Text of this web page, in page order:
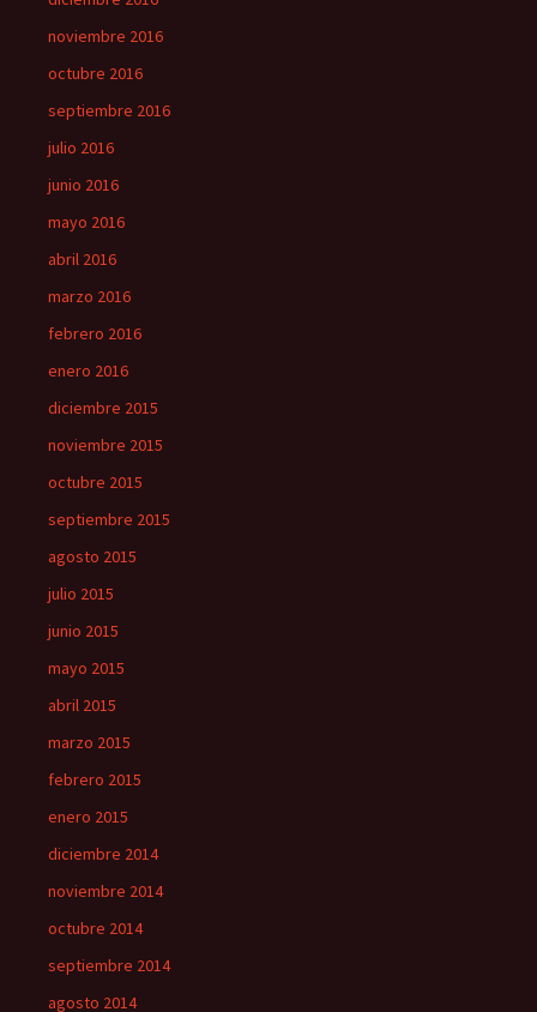
noviembre 2016
octubre 2016
septiembre 2016
julio 2016
junio 2016
mayo 2016
abril 2016
marzo 2016
febrero 2016
enero 2016
diciembre 2015
noviembre 2015
octubre 2015
septiembre 2015
agosto 2015
julio 2015
junio 2015
mayo 2015
abril 2015
marzo 2015
febrero 2015
enero 2015
diciembre 2014
noviembre 2014
octubre 2014
septiembre 2014
agosto 2014